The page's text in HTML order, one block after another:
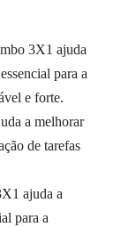
3X1 ajuda
para a
e forte.
a melhorar
de tarefas
ajuda a
para a